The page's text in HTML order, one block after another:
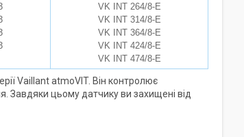
VK INT 264/8-E
VK INT 314/8-E
VK INT 364/8-E
VK INT 424/8-E
VK INT 474/8-E
Vaillant atmoVIT. Він контролює
Завдяки цьому датчику ви захищені від